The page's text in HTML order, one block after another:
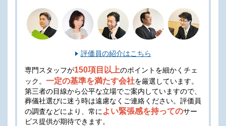
追加オプション
詳細
生花祭壇
オリジナルの生花祭壇をご利用
いただけます
故人様らしい棺のご提案のた
め、様々な素材・柄の棺を用意
評価員の紹介はこちら
専門スタッフが150項目以上のポイントを細かくチェ
ック。 一定の基準を満たす会社を厳選しています。
第三者の目線から公平な立場でご案内していますので、
葬儀社選びに迷う時は遠慮なくご連絡ください。 評価員
の調査などにより、常に よい緊張感を持ってのサー
ビス提供が期待できます。